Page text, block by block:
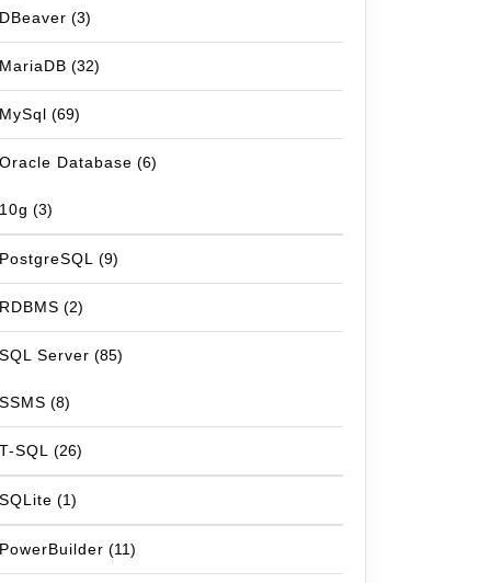
DBeaver (3)
MariaDB (32)
MySql (69)
Oracle Database (6)
10g (3)
PostgreSQL (9)
RDBMS (2)
SQL Server (85)
SSMS (8)
T-SQL (26)
SQLite (1)
PowerBuilder (11)